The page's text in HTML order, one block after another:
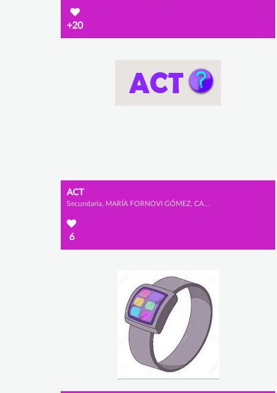
+20
ACT
Secundaria, MARÍA FORNOVI GÓMEZ, CARLOTA LOPEZ ALBRECHT y LARA IGLESIAS PÉREZ
6